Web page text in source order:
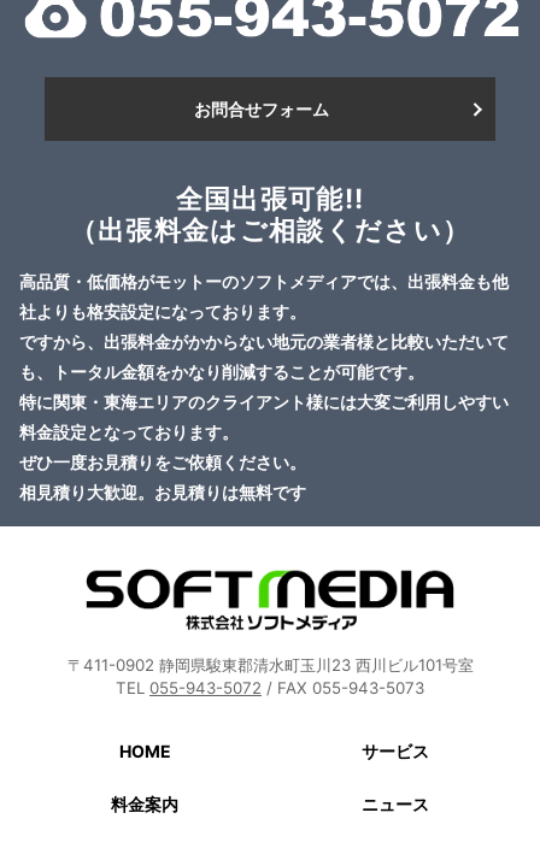
お問合せフォーム
全国出張可能!!
（出張料金はご相談ください）
高品質・低価格がモットーのソフトメディアでは、出張料金も他
社よりも格安設定になっております。
ですから、出張料金がかからない地元の業者様と比較いただいて
も、トータル金額をかなり削減することが可能です。
特に関東・東海エリアのクライアント様には大変ご利用しやすい
料金設定となっております。
ぜひ一度お見積りをご依頼ください。
相見積り大歓迎。お見積りは無料です
〒411-0902 静岡県駿東郡清水町玉川23 西川ビル101号室
TEL 055-943-5072 / FAX 055-943-5073
HOME サービス
料金案内 ニュース